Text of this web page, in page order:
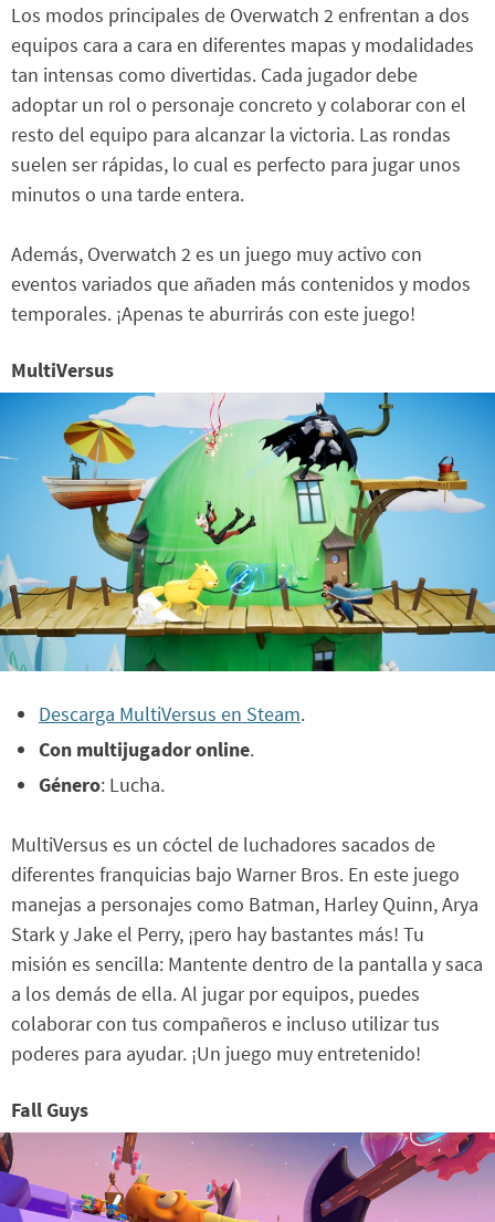
Los modos principales de Overwatch 2 enfrentan a dos
equipos cara a cara en diferentes mapas y modalidades
tan intensas como divertidas. Cada jugador debe
adoptar un rol o personaje concreto y colaborar con el
resto del equipo para alcanzar la victoria. Las rondas
suelen ser rápidas, lo cual es perfecto para jugar unos
minutos o una tarde entera.
Además, Overwatch 2 es un juego muy activo con
eventos variados que añaden más contenidos y modos
temporales. ¡Apenas te aburrirás con este juego!
MultiVersus
Descarga MultiVersus en Steam.
Con multijugador online.
Género: Lucha.
MultiVersus es un cóctel de luchadores sacados de
diferentes franquicias bajo Warner Bros. En este juego
manejas a personajes como Batman, Harley Quinn, Arya
Stark y Jake el Perry, ¡pero hay bastantes más! Tu
misión es sencilla: Mantente dentro de la pantalla y saca
a los demás de ella. Al jugar por equipos, puedes
colaborar con tus compañeros e incluso utilizar tus
poderes para ayudar. ¡Un juego muy entretenido!
Fall Guys